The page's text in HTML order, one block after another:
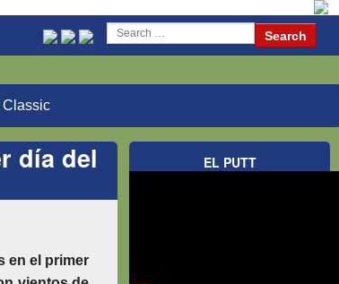
Classic
día del
en el primer
EL PUTT